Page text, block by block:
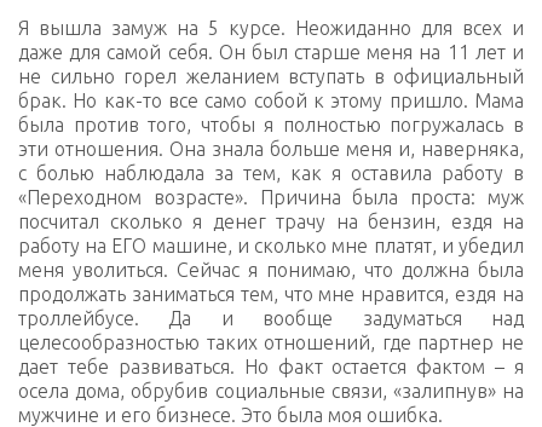
Я вышла замуж на 5 курсе. Неожиданно для всех и
даже для самой себя. Он был старше меня на 11 лет и
не сильно горел желанием вступать в официальный
брак. Но как-то все само собой к этому пришло. Мама
была против того, чтобы я полностью погружалась в
эти отношения. Она знала больше меня и, наверняка,
с болью наблюдала за тем, как я оставила работу в
«Переходном возрасте». Причина была проста: муж
посчитал сколько я денег трачу на бензин, ездя на
работу на ЕГО машине, и сколько мне платят, и убедил
меня уволиться. Сейчас я понимаю, что должна была
продолжать заниматься тем, что мне нравится, ездя на
троллейбусе. Да и вообще задуматься над
целесообразностью таких отношений, где партнер не
дает тебе развиваться. Но факт остается фактом – я
осела дома, обрубив социальные связи, «залипнув» на
мужчине и его бизнесе. Это была моя ошибка.